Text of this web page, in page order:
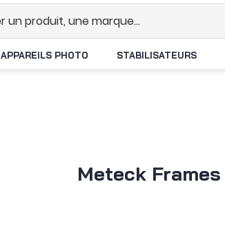
APPAREILS PHOTO STABILISATEURS
Meteck Frames